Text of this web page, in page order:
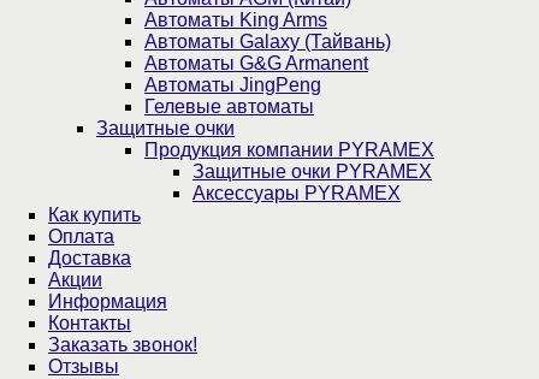
Автоматы King Arms
Автоматы Galaxy (Тайвань)
Автоматы G&G Armanent
Автоматы JingPeng
Гелевые автоматы
Защитные очки
Продукция компании PYRAMEX
Защитные очки PYRAMEX
Аксессуары PYRAMEX
Как купить
Оплата
Доставка
Акции
Информация
Контакты
Заказать звонок!
Отзывы